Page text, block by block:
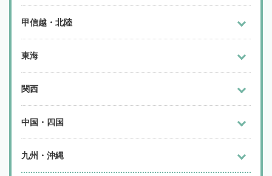
甲信越・北陸
東海
関西
中国・四国
九州・沖縄